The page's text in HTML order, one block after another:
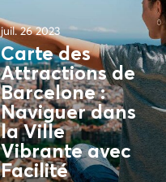
juil. 26 2023
Carte des
Attractions de
Barcelone :
Naviguer dans
la Ville
Vibrante avec
Facilité